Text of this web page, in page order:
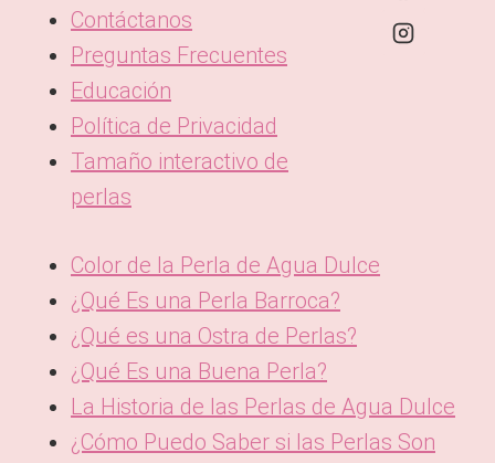
Contáctanos
Preguntas Frecuentes
Educación
Política de Privacidad
Tamaño interactivo de
perlas
Color de la Perla de Agua Dulce
¿Qué Es una Perla Barroca?
¿Qué es una Ostra de Perlas?
¿Qué Es una Buena Perla?
La Historia de las Perlas de Agua Dulce
¿Cómo Puedo Saber si las Perlas Son